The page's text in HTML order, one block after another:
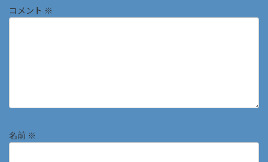
コメント ※
名前 ※